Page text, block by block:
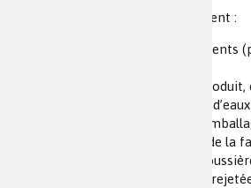
Les étapes de fabrication impliquent :
la mise en œuvre d’équipements
la maîtrise de ce qui est introduit,
énergie utilisée, l’utilisation
nettoyage, mais aussi des
la gestion de ce qui résulte de la
résidus, emballages salis,
souillés, vapeurs de solvant